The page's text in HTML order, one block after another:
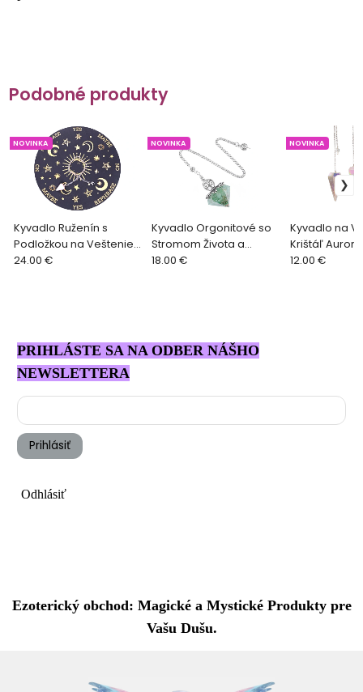
Podobné produkty
Kyvadlo Ruženín s
Podložkou na Veštenie
Mesiac a Hviezdy
NOVINKA
24.00 €
Kyvadlo Orgonitové so
Stromom Života a
Zeleným Avanturínom
NOVINKA
18.00 €
Kyvadlo na
Krištáľ
NOVINKA
12.00 €
PRIHLÁSTE SA NA ODBER NÁŠHO
NEWSLETTERA
Prihlásiť
Odhlásiť
Ezoterický obchod: Magické a Mystické Produkty pre
Vašu Dušu.